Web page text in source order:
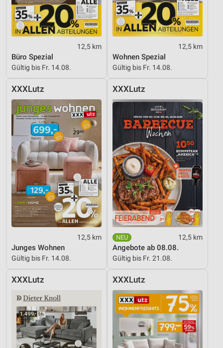
12,5 km
Büro Spezial
Gültig bis Fr. 14.08.
12,5 km
Wohnen Spezial
Gültig bis Fr. 14.08.
XXXLutz
12,5 km
Junges Wohnen
Gültig bis Fr. 14.08.
XXXLutz
12,5 km
Angebote ab 08.08.
Gültig bis Fr. 21.08.
XXXLutz XXXLutz
Geräte anhand von aktiv angeforderten
Informationen identifizieren
Nicht-IAB-Verarbeitungszwecke:
Notwendig
Funktional
Werbung